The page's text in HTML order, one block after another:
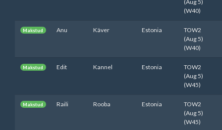
(Aug 5)
(W40)
Makstud Anu Käver Estonia
TOW2
(Aug 5)
(W40)
Makstud Edit Kannel Estonia
TOW2
(Aug 5)
(W45)
Makstud Raili Rooba Estonia
TOW2
(Aug 5)
(W45)